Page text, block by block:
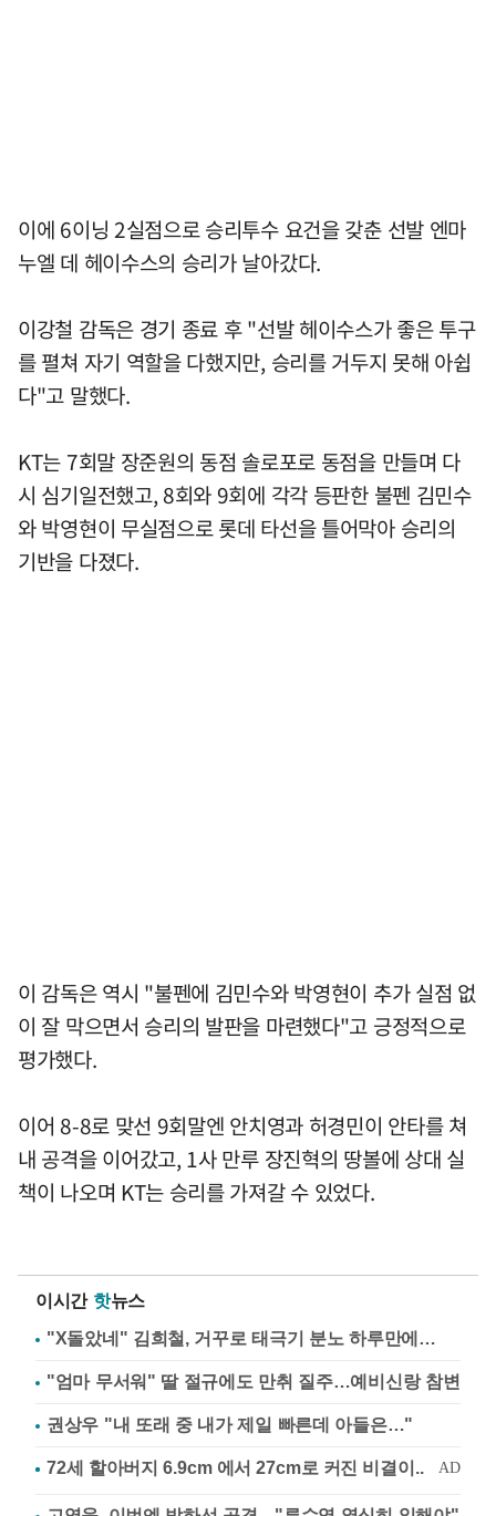
이에 6이닝 2실점으로 승리투수 요건을 갖춘 선발 엔마
누엘 데 헤이수스의 승리가 날아갔다.
이강철 감독은 경기 종료 후 "선발 헤이수스가 좋은 투구
를 펼쳐 자기 역할을 다했지만, 승리를 거두지 못해 아쉽
다"고 말했다.
KT는 7회말 장준원의 동점 솔로포로 동점을 만들며 다
시 심기일전했고, 8회와 9회에 각각 등판한 불펜 김민수
와 박영현이 무실점으로 롯데 타선을 틀어막아 승리의
기반을 다졌다.
이 감독은 역시 "불펜에 김민수와 박영현이 추가 실점 없
이 잘 막으면서 승리의 발판을 마련했다"고 긍정적으로
평가했다.
이어 8-8로 맞선 9회말엔 안치영과 허경민이 안타를 쳐
내 공격을 이어갔고, 1사 만루 장진혁의 땅볼에 상대 실
책이 나오며 KT는 승리를 가져갈 수 있었다.
이시간 핫뉴스
"X돌았네" 김희철, 거꾸로 태극기 분노 하루만에…
"엄마 무서워" 딸 절규에도 만취 질주…예비신랑 참변
권상우 "내 또래 중 내가 제일 빠른데 아들은…"